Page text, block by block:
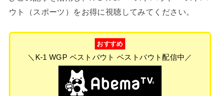
ウト（スポーツ）をお得に視聴してみてください。
おすすめ
＼K-1 WGP ベストバウト ベストバウト配信中／